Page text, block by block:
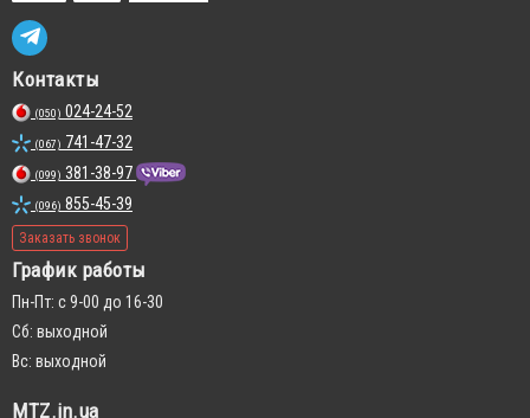
Контакты
(050) 024-24-52
(067) 741-47-32
(099) 381-38-97
(096) 855-45-39
Заказать звонок
График работы
Пн-Пт: с 9-00 до 16-30
Сб: выходной
Вс: выходной
MTZ.in.ua